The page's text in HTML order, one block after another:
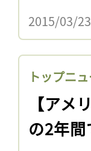
2015/03/23
トップニ
【アメ
の2年